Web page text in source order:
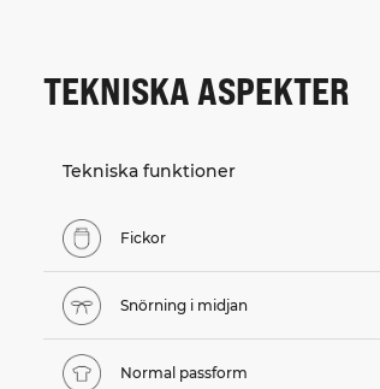
TEKNISKA ASPEKTER
Tekniska funktioner
Fickor
Snörning i midjan
Normal passform